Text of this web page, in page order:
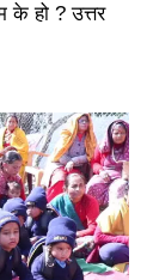
के हो ? उत्तर